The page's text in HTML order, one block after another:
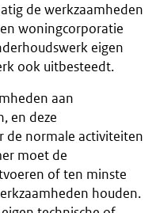
de werkzaamheden
woningcorporatie
eigen
ook uitbesteedt.
aan
en deze
de normale activiteiten
moet de
of ten minste
houden.